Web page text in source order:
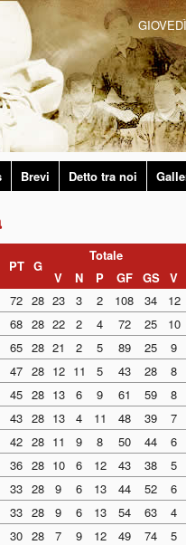
Brevi Detto tra noi
PT G
Totale
V
N P GF GS V
72 28 23 3 2 108 34 12
68 28 22 2 4 72 25 10
65 28 21 2 5 89 25 9
47 28 12 11 5 43 28 8
45 28 13 6 9 61 59 8
43 28 13 4 11 48 39 7
42 28 11 9 8 50 44 6
36 28 10 6 12 43 38 5
33 28 9 6 13 44 52 6
33 28 9 6 13 54 63 4
30 28 7 9 12 49 74 5